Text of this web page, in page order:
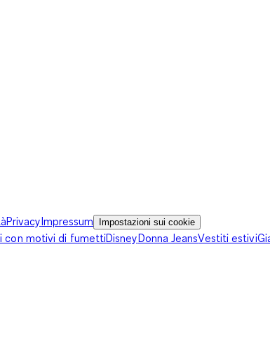
PrivacyImpressum Impostazioni sui cookie
con motivi di fumettiDisneyDonna JeansVestiti estivi